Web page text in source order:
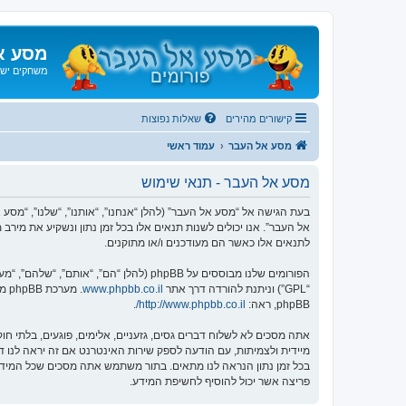
מסע
משחקים
קישורים מהירים שאלות נפוצות
מסע אל העבר עמוד ראשי
מסע אל העבר - תנאי שימוש
אל העבר”. אנו יכולים לשנות תנאים אלו בכל זמן נתון ונשקיע את
לתנאים אלו כאשר הם מעודכנים ו/או מתוקנים.
הפורומים שלנו מבוססים על phpBB (להלן “הם”, “אותם”, “שלהם”, “מערכת phpBB”, “www.phpbb.co.il”, “קבוצת phpBB”, “צוות phpBB הישראלי”) אשר הינה מערכת בולטיין המשוחררת תחת הסכם “
“GPL”) וניתנת להורדה דרך אתר
www.phpbb.co.il
phpBB, ראה:
http://www.phpbb.co.il/
.
אתה מסכים לא לשלוח דברים גסים, גזעניים, אלימים, פוגעים,
פריצה אשר יכול להוסיף לחשיפת המידע.